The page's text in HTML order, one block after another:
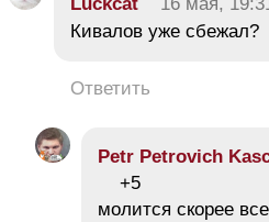
Luckcat 16 мая,
Кивалов уже сбежал?
Ответить
Petr Petrovich
+5
молится скорее